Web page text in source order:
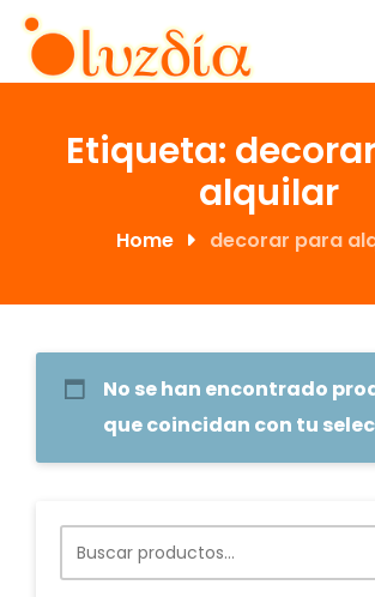
Skip
content
Etiqueta:
alquilar
Home decorar para
No se han encontrado
que coincidan con tu